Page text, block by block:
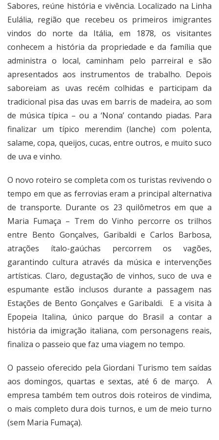
Sabores, reúne história e vivência. Localizado na Linha
Eulália, região que recebeu os primeiros imigrantes
vindos do norte da Itália, em 1878, os visitantes
conhecem a história da propriedade e da família que
administra o local, caminham pelo parreiral e são
apresentados aos instrumentos de trabalho. Depois
saboreiam as uvas recém colhidas e participam da
tradicional pisa das uvas em barris de madeira, ao som
de música típica – ou a ‘Nona’ contando piadas. Para
finalizar um típico merendim (lanche) com polenta,
salame, copa, queijos, cucas, entre outros, e muito suco
de uva e vinho.
O novo roteiro se completa com os turistas revivendo o
tempo em que as ferrovias eram a principal alternativa
de transporte. Durante os 23 quilômetros em que a
Maria Fumaça – Trem do Vinho percorre os trilhos
entre Bento Gonçalves, Garibaldi e Carlos Barbosa,
atrações ítalo-gaúchas percorrem os vagões,
garantindo cultura através da música e intervenções
artísticas. Claro, degustação de vinhos, suco de uva e
espumante estão inclusos durante a passagem nas
Estações de Bento Gonçalves e Garibaldi. E a visita à
Epopeia Italina, único parque do Brasil a contar a
história da imigração italiana, com personagens reais,
finaliza o passeio que faz uma viagem no tempo.
O passeio oferecido pela Giordani Turismo tem saídas
aos domingos, quartas e sextas, até 6 de março. A
empresa também tem outros dois roteiros de vindima,
o mais completo dura dois turnos, e um de meio turno
(sem Maria Fumaça).